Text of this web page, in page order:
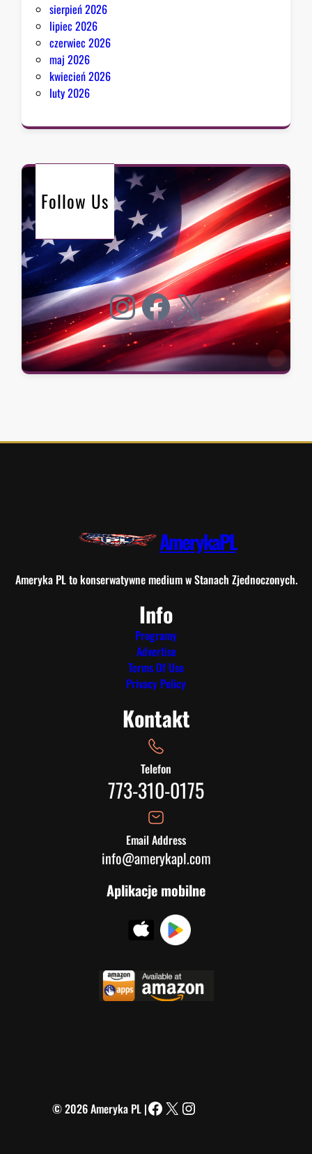
sierpień 2026
lipiec 2026
czerwiec 2026
maj 2026
kwiecień 2026
luty 2026
Follow Us
Instagram Facebook X
AmerykaPL
Ameryka PL to konserwatywne medium w Stanach Zjednoczonych.
Info
Programy
Advertise
Terms Of Use
Privacy Policy
Kontakt
Telefon
773-310-0175
Email Address
info@amerykapl.com
Aplikacje mobilne
© 2026 Ameryka PL |
Facebook
X Instagram